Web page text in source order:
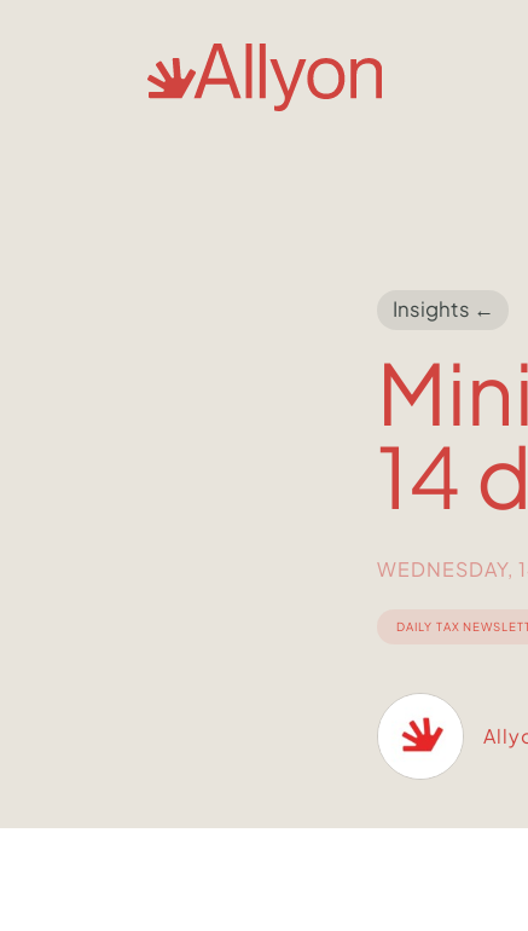
Insights ←
14
WEDNESDAY,
DAILY TAX